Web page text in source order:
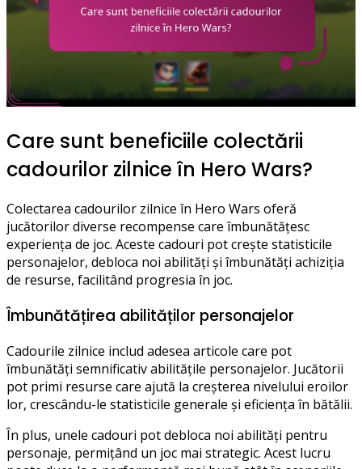
Care sunt beneficiile colectării
cadourilor zilnice în Hero Wars?
Colectarea cadourilor zilnice în Hero Wars oferă
jucătorilor diverse recompense care îmbunătățesc
experiența de joc. Aceste cadouri pot crește statisticile
personajelor, debloca noi abilități și îmbunătăți achiziția
de resurse, facilitând progresia în joc.
Îmbunătățirea abilităților personajelor
Cadourile zilnice includ adesea articole care pot
îmbunătăți semnificativ abilitățile personajelor. Jucătorii
pot primi resurse care ajută la creșterea nivelului eroilor
lor, crescându-le statisticile generale și eficiența în bătălii.
În plus, unele cadouri pot debloca noi abilități pentru
personaje, permițând un joc mai strategic. Acest lucru